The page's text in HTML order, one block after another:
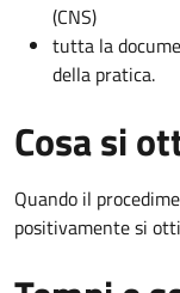
(CNS)
tutta la
della pratica.
Cosa si
Quando il
positivamente si